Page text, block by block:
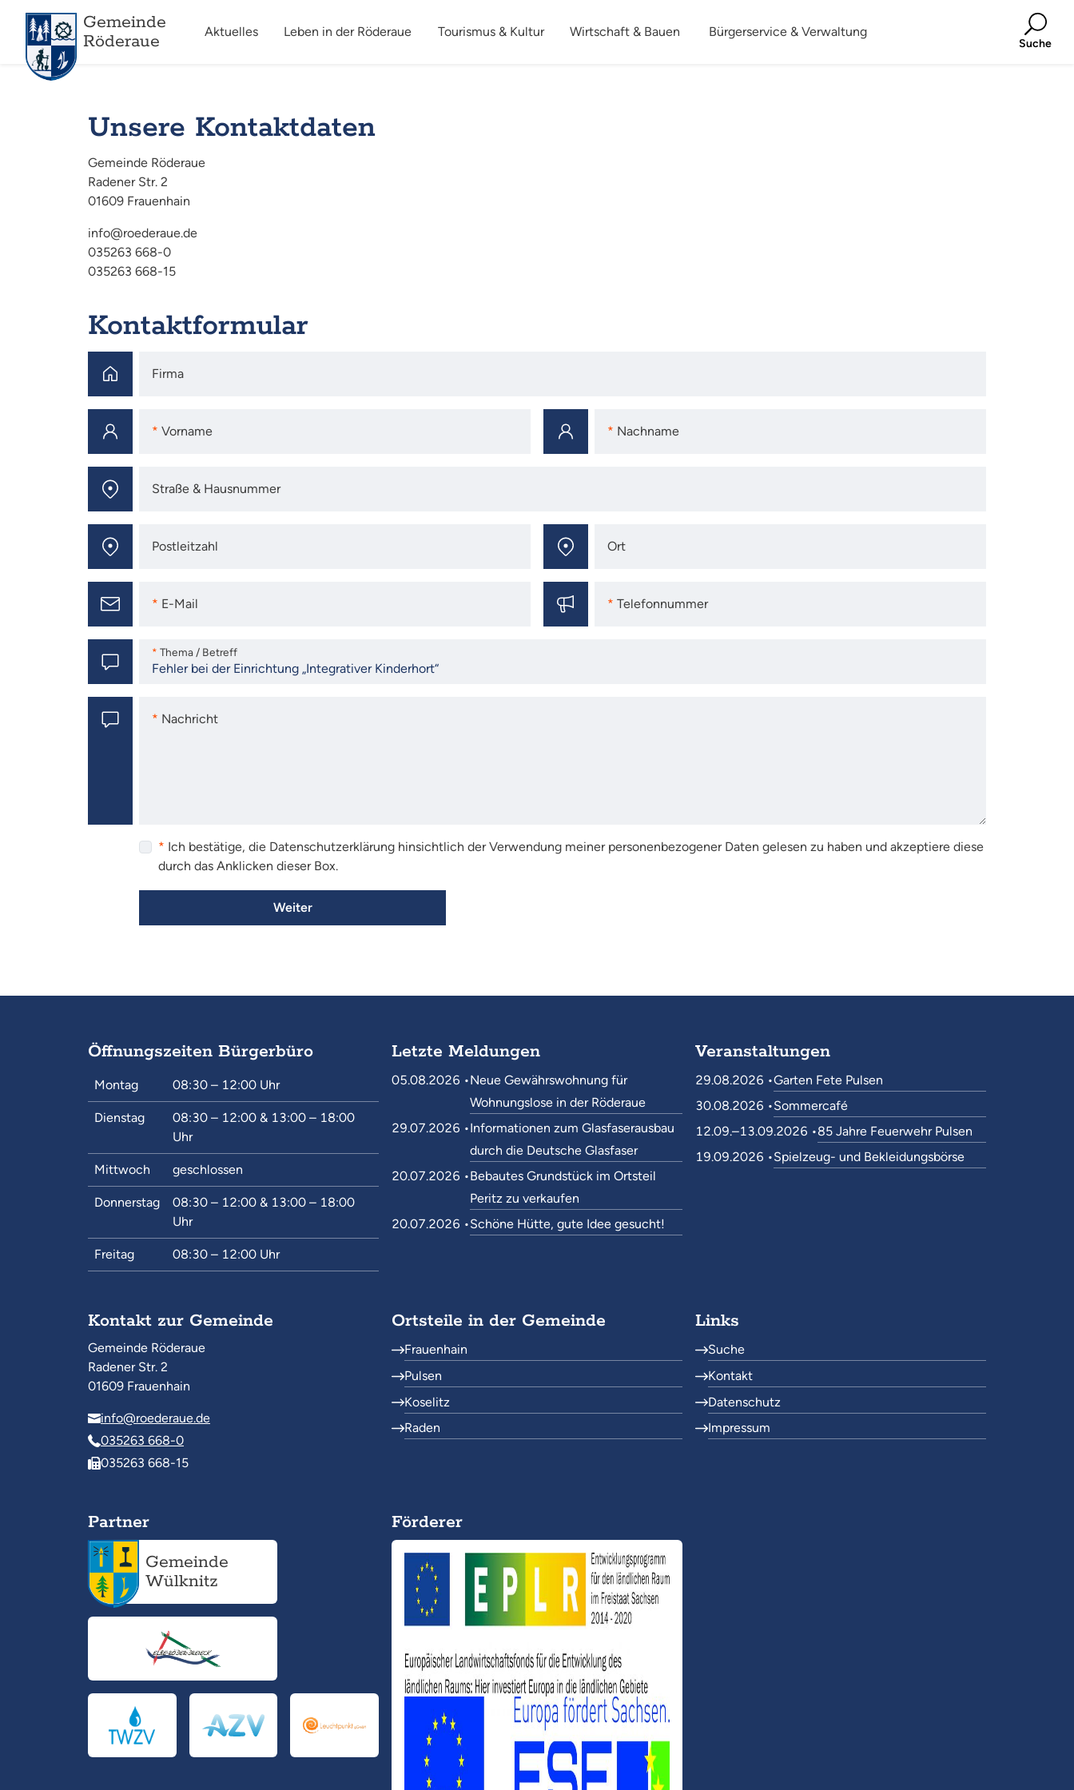
Gemeinde
Röderaue
Aktuelles Leben in der Röderaue Tourismus & Kultur Wirtschaft & Bauen Bürgerservice & Verwaltung
Suche
Unsere Kontaktdaten
Gemeinde Röderaue
Radener Str. 2
01609 Frauenhain
info@roederaue.de
035263 668-0
035263 668-15
Kontaktformular
Firma Firma
Vorname Vorname Nachname Nachname
Straße & Hausnummer
Straße & Hausnummer
PostleitzahlPostleitzahl Ort Ort
E-Mail E-Mail TelefonnummerTelefonnummer
Thema / Betreff
Thema / Betreff
Nachricht Nachricht
Ich bestätige, die Datenschutzerklärung hinsichtlich der Verwendung meiner personenbezogener Daten gelesen zu haben und akzeptiere diese
durch das Anklicken dieser Box.
Weiter
Letzte Meldungen
05.08.2026 •Neue Gewährswohnung für
Wohnungslose in der Röderaue
29.07.2026 •Informationen zum Glasfaserausbau
durch die Deutsche Glasfaser
20.07.2026 •Bebautes Grundstück im Ortsteil
Peritz zu verkaufen
20.07.2026 •Schöne Hütte, gute Idee gesucht!
Veranstaltungen
29.08.2026 •Garten Fete Pulsen
30.08.2026 •Sommercafé
12.09.–13.09.2026 •85 Jahre Feuerwehr Pulsen
19.09.2026 •Spielzeug- und Bekleidungsbörse
Ortsteile in der Gemeinde
Frauenhain
Pulsen
Koselitz
Raden
Links
Suche
Kontakt
Datenschutz
Impressum
Kontakt zur Gemeinde
Gemeinde Röderaue
Radener Str. 2
01609 Frauenhain
info@roederaue.de
035263 668-0
035263 668-15
Öffnungszeiten Bürgerbüro
Montag 08:30 – 12:00 Uhr
Dienstag 08:30 – 12:00 & 13:00 – 18:00
Uhr
Mittwoch geschlossen
Donnerstag 08:30 – 12:00 & 13:00 – 18:00
Uhr
Freitag 08:30 – 12:00 Uhr
Partner
Gemeinde
Wülknitz
Förderer